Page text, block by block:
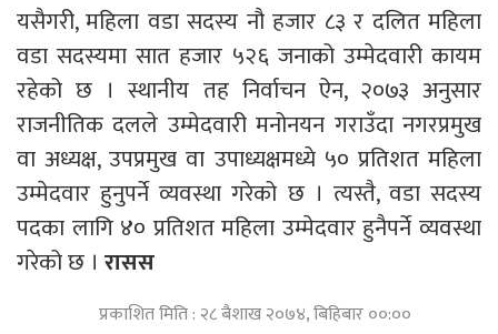
यसैगरी, महिला वडा सदस्य नौ हजार ८३ र दलित महिला
वडा सदस्यमा सात हजार ५२६ जनाको उम्मेदवारी कायम
रहेको छ । स्थानीय तह निर्वाचन ऐन, २०७३ अनुसार
राजनीतिक दलले उम्मेदवारी मनोनयन गराउँदा नगरप्रमुख
वा अध्यक्ष, उपप्रमुख वा उपाध्यक्षमध्ये ५० प्रतिशत महिला
उम्मेदवार हुनुपर्ने व्यवस्था गरेको छ । त्यस्तै, वडा सदस्य
पदका लागि ४० प्रतिशत महिला उम्मेदवार हुनैपर्ने व्यवस्था
गरेको छ । रासस
प्रकाशित मिति : २८ बैशाख २०७४, बिहिबार ००:००